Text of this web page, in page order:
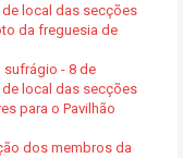
de local das secções
da freguesia de
sufrágio - 8 de
de local das secções
para o Pavilhão
dos membros da